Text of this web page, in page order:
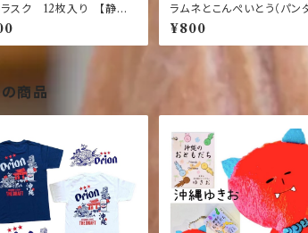
スク 12枚入り 【静岡】
富士】【お土産】【ラスク】
ラムネとこんぺいとう（パン
¥800
商品